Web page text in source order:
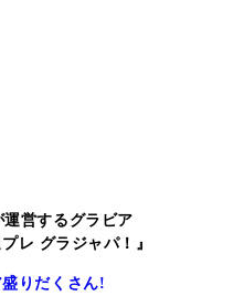
営するグラビア
レ グラジャパ！』
りだくさん!